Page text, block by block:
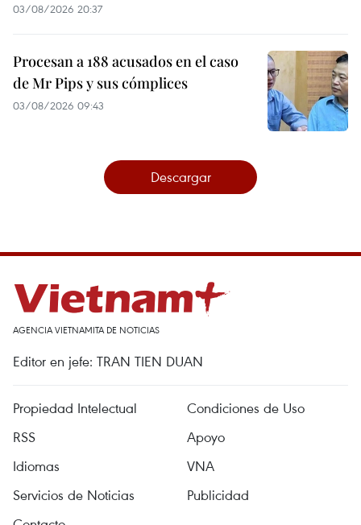
03/08/2026 20:37
Procesan a 188 acusados en el caso
de Mr Pips y sus cómplices
03/08/2026 09:43
Descargar
AGENCIA VIETNAMITA DE NOTICIAS
Editor en jefe: TRAN TIEN DUAN
Propiedad Intelectual
Condiciones de Uso
RSS
Apoyo
Idiomas
VNA
Servicios de Noticias
Publicidad